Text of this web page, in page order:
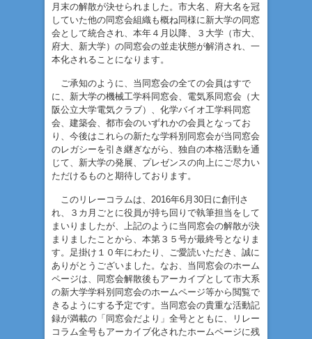
月末の解散が決せられました。市大名、府大名を冠
していた他の同窓会組織も概ね同様に新大学の同窓
会として統合され、本年４月以降、３大学（市大、
府大、新大学）の同窓会の並走状態が解消され、一
本化されることになります。
ご承知のように、当同窓会の全ての会員はすで
に、新大学の機械工学科同窓会、電気系同窓会（大
阪公立大学電気クラブ）、化学バイオ工学科同窓
会、建築会、都市会のいずれかの会員となってお
り、今後はこれらの新たな学科別同窓会が当同窓会
のレガシーを引き継ぎながら、独自の本格活動を通
じて、新大学の発展、プレゼンスの向上にご尽力い
ただけるものと期待しております。
このリレーコラムは、2016年6月30日に創刊さ
れ、３カ月ごとに役員が持ち回りで執筆担当をして
まいりましたが、上記のように当同窓会の解散が決
まりましたことから、本第３５号が最終号となりま
す。足掛け１０年にわたり、ご愛読いただき、誠に
ありがとうございました。なお、当同窓会のホーム
ページは、同窓会解散後もアーカイブとして市大系
の新大学学科別同窓会のホームページ等から閲覧で
きるようにする予定です。当同窓会の貴重な活動記
録が満載の「同窓会だより」全号とともに、リレー
コラム全号もアーカイブ化されたホームページに残